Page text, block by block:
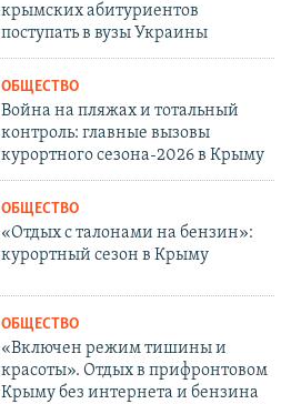
крымских абитуриентов
поступать в вузы Украины
ОБЩЕСТВО
Война на пляжах и тотальный
контроль: главные вызовы
курортного сезона-2026 в Крыму
ОБЩЕСТВО
«Отдых с талонами на бензин»:
курортный сезон в Крыму
ОБЩЕСТВО
«Включен режим тишины и
красоты». Отдых в прифронтовом
Крыму без интернета и бензина